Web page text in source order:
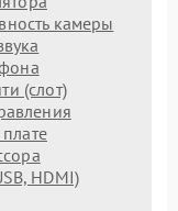
камеры
(слот)
HDMI)